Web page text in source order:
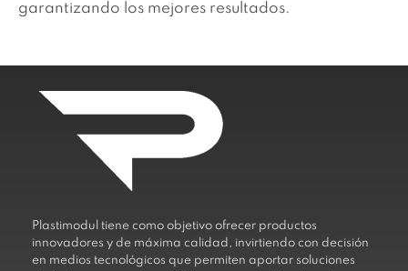
garantizando los mejores resultados.
Plastimodul tiene como objetivo ofrecer productos
innovadores y de máxima calidad, invirtiendo con decisión
en medios tecnológicos que permiten aportar soluciones